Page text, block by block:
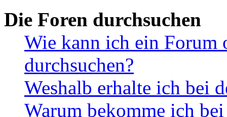
Die Foren durchsuchen
Wie kann ich ein Forum
durchsuchen?
Weshalb erhalte ich bei
Warum bekomme ich